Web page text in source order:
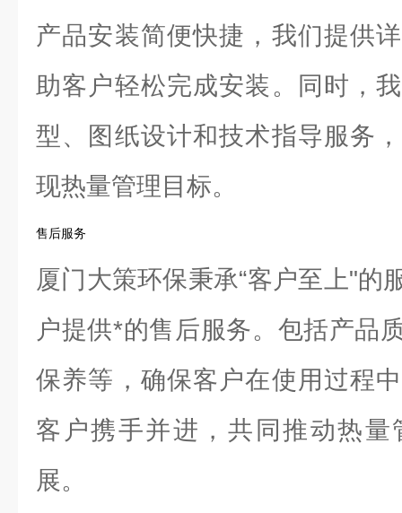
产品安装简便快捷，我们提供
助客户轻松完成安装。同时，
型、图纸设计和技术指导服务
现热量管理目标。
售后服务
厦门大策环保秉承“客户至上"的
户提供*的售后服务。包括产品
保养等，确保客户在使用过程
客户携手并进，共同推动热
展。